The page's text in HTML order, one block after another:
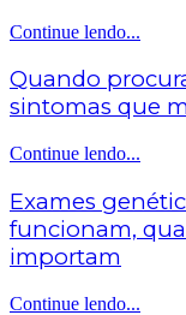
Continue lendo...
Quando
sintomas que
Continue lendo...
Exames
funcionam,
importam
Continue lendo...